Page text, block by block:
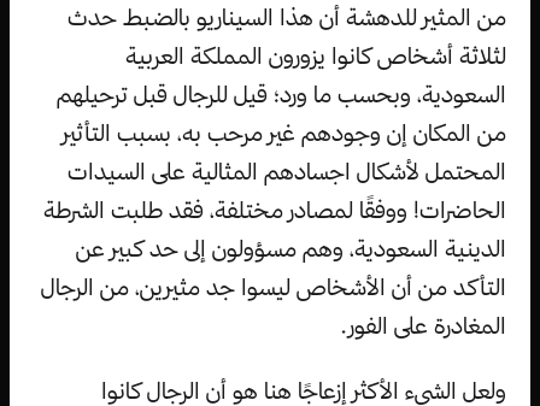
من المثير للدهشة أن هذا السيناريو بالضبط حدث
لثلاثة أشخاص كانوا يزورون المملكة العربية
السعودية، وبحسب ما ورد؛ قيل للرجال قبل ترحيلهم
من المكان إن وجودهم غير مرحب به، بسبب التأثير
المحتمل لأشكال اجسادهم المثالية على السيدات
الحاضرات! ووفقًا لمصادر مختلفة، فقد طلبت الشرطة
الدينية السعودية، وهم مسؤولون إلى حد كبير عن
التأكد من أن الأشخاص ليسوا جد مثيرين، من الرجال
المغادرة على الفور.
ولعل الشيء الأكثر إزعاجًا هنا هو أن الرجال كانوا